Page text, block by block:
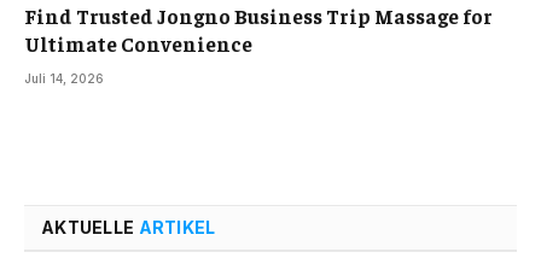
Find Trusted Jongno Business Trip Massage for
Ultimate Convenience
Juli 14, 2026
AKTUELLE ARTIKEL